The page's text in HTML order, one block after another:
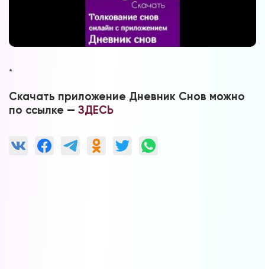
*
Скачать приложение Дневник Снов можно
по ссылке — ЗДЕСЬ